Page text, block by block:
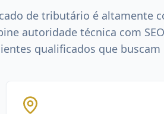
de tributário é altamente
autoridade técnica com
qualificados que